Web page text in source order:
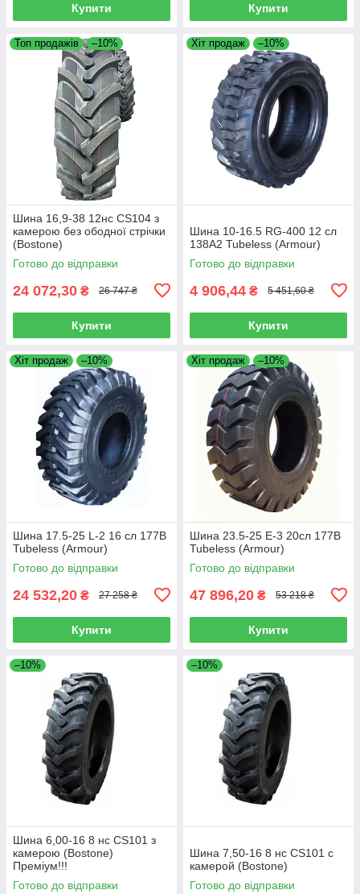
Купити Купити
Топ продажів –10%
Шина 16,9-38 12нс CS104 з
камерою без ободної стрічки
(Bostone)
Готово до відправки
24 072,30 ₴ 26 747 ₴
Купити
Хіт продаж –10%
Шина 10-16.5 RG-400 12 сл
138A2 Tubeless (Armour)
Готово до відправки
4 906,44 ₴ 5 451,60 ₴
Купити
Хіт продаж –10%
Шина 17.5-25 L-2 16 сл 177B
Tubeless (Armour)
Готово до відправки
24 532,20 ₴ 27 258 ₴
Купити
Хіт продаж –10%
Шина 23.5-25 E-3 20сл 177B
Tubeless (Armour)
Готово до відправки
47 896,20 ₴ 53 218 ₴
Купити
–10%
Шина 6,00-16 8 нс CS101 з
камерою (Bostone)
Преміум!!!
Готово до відправки
–10%
Шина 7,50-16 8 нс CS101 с
камерой (Bostone)
Готово до відправки